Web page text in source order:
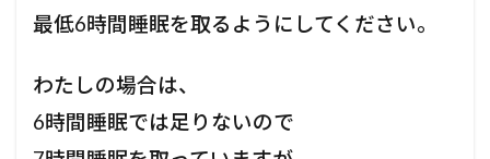
最低6時間睡眠を取るようにしてください。
わたしの場合は、
6時間睡眠では足りないので